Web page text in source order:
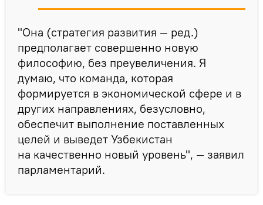
"Она (стратегия развития — ред.)
предполагает совершенно новую
философию, без преувеличения. Я
думаю, что команда, которая
формируется в экономической сфере и в
других направлениях, безусловно,
обеспечит выполнение поставленных
целей и выведет Узбекистан
на качественно новый уровень", — заявил
парламентарий.